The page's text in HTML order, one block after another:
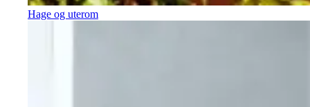
Hage og uterom